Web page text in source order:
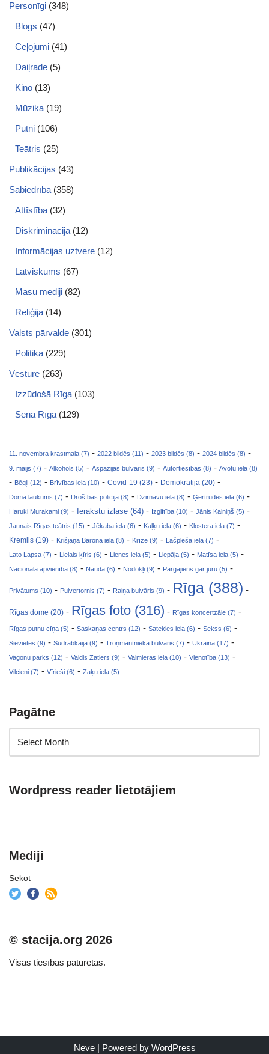
Personīgi (348)
Blogs (47)
Ceļojumi (41)
Daiļrade (5)
Kino (13)
Mūzika (19)
Putni (106)
Teātris (25)
Publikācijas (43)
Sabiedrība (358)
Attīstība (32)
Diskriminācija (12)
Informācijas uztvere (12)
Latviskums (67)
Masu mediji (82)
Reliģija (14)
Valsts pārvalde (301)
Politika (229)
Vēsture (263)
Izzūdošā Rīga (103)
Senā Rīga (129)
11. novembra krastmala (7) - 2022 bildēs (11) - 2023 bildēs (8) - 2024 bildēs (8) -
9. maijs (7) - Alkohols (5) - Aspazijas bulvāris (9) - Autortiesības (8) - Avotu iela (8)
- Bēgļi (12) - Brīvības iela (10) - Covid-19 (23) - Demokrātija (20) -
Doma laukums (7) - Drošības policija (8) - Dzirnavu iela (8) - Ģertrūdes iela (6) -
Haruki Murakami (9) - Ierakstu izlase (64) - Izglītība (10) - Jānis Kalniņš (5) -
Jaunais Rīgas teātris (15) - Jēkaba iela (6) - Kaļķu iela (6) - Klostera iela (7) -
Kremlis (19) - Krišjāņa Barona iela (8) - Krīze (9) - Lāčplēša iela (7) -
Lato Lapsa (7) - Lielais ķīris (6) - Lienes iela (5) - Liepāja (5) - Matīsa iela (5) -
Nacionālā apvienība (8) - Nauda (6) - Nodokļi (9) - Pārgājiens gar jūru (5) -
Privātums (10) - Pulvertornis (7) - Raiņa bulvāris (9) - Rīga (388) -
Rīgas dome (20) - Rīgas foto (316) - Rīgas koncertzāle (7) -
Rīgas putnu cīņa (5) - Saskaņas centrs (12) - Satekles iela (6) - Sekss (6) -
Sievietes (9) - Sudrabkaija (9) - Troņmantnieka bulvāris (7) - Ukraina (17) -
Vagonu parks (12) - Valdis Zatlers (9) - Valmieras iela (10) - Vienotība (13) -
Vilcieni (7) - Vīrieši (6) - Zaķu iela (5)
Pagātne
Wordpress reader lietotājiem
Mediji
Sekot
© stacija.org 2026
Visas tiesības paturētas.
Neve| Powered by WordPress